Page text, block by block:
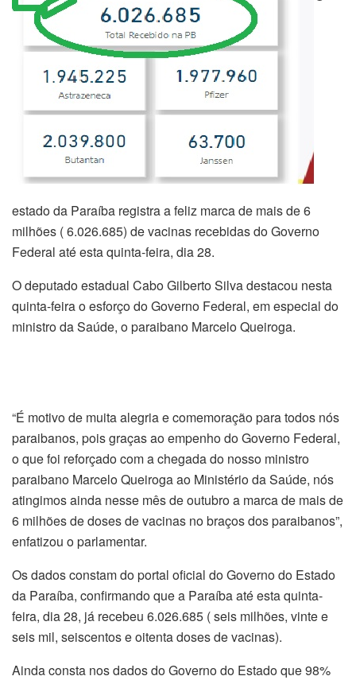
estado da Paraíba registra a feliz marca de mais de 6
milhões ( 6.026.685) de vacinas recebidas do Governo
Federal até esta quinta-feira, dia 28.
O deputado estadual Cabo Gilberto Silva destacou nesta
quinta-feira o esforço do Governo Federal, em especial do
ministro da Saúde, o paraibano Marcelo Queiroga.
“É motivo de muita alegria e comemoração para todos nós
paraibanos, pois graças ao empenho do Governo Federal,
o que foi reforçado com a chegada do nosso ministro
paraibano Marcelo Queiroga ao Ministério da Saúde, nós
atingimos ainda nesse mês de outubro a marca de mais de
6 milhões de doses de vacinas no braços dos paraibanos”,
enfatizou o parlamentar.
Os dados constam do portal oficial do Governo do Estado
da Paraíba, confirmando que a Paraíba até esta quinta-
feira, dia 28, já recebeu 6.026.685 ( seis milhões, vinte e
seis mil, seiscentos e oitenta doses de vacinas).
Ainda consta nos dados do Governo do Estado que 98%